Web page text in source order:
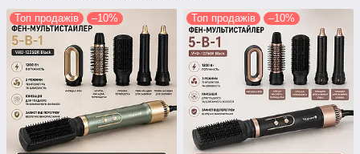
Топ продажів –10% Топ продажів –10%